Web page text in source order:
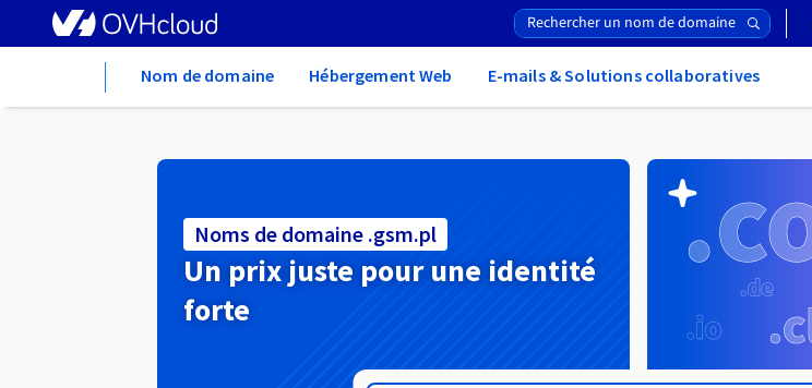
Nom de domaine Hébergement Web E-mails & Solutions collaboratives
Noms de domaine .gsm.pl
Un prix juste pour une identité
forte